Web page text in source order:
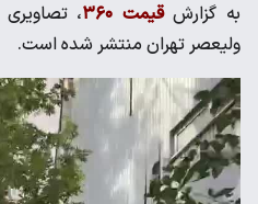
به گزارشقیمت ۳۶۰
،
ولیعصر تهران منتشر شده است.